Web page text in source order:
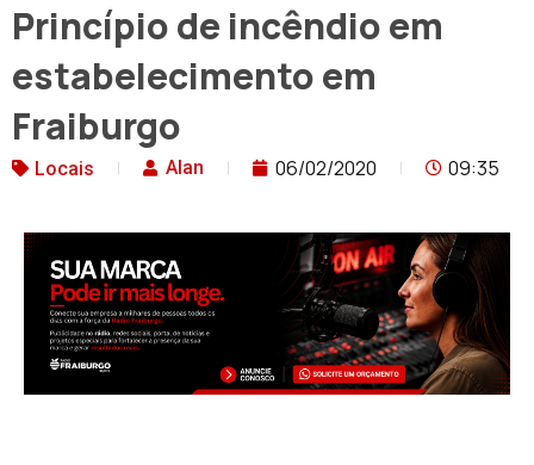
Princípio de incêndio em
estabelecimento em
Fraiburgo
Locais Alan 06/02/2020 09:35